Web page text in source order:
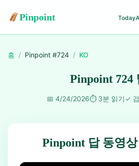
Pinpoint Today
홈 / Pinpoint #724 / KO
Pinpoint 724
📅 4/24/2026⏱️ 3분 읽기✓
Pinpoint 답 동영